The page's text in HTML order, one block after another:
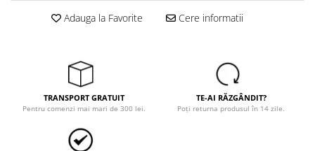
Accesorii rezistente la flacără
Combinezoane
Hanorace
Adauga la Favorite Cere informatii
TRANSPORT GRATUIT
Pentru comenzi mai mari de 300 lei.
TE-AI RĂZGÂNDIT?
Poți returna produsul în 14 zile.